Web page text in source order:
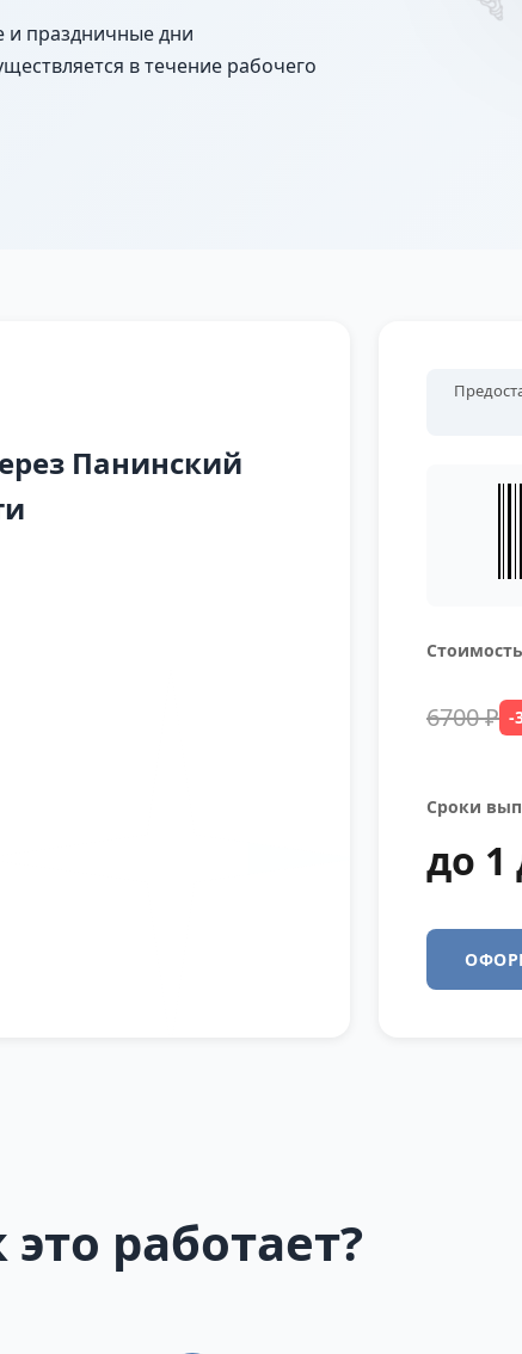
и праздничные дни
в течение рабочего
Панинский
Стоимость
6700 ₽ -
Сроки
до 1
это работает?